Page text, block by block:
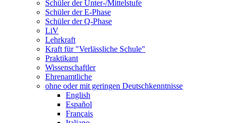
Schüler der Unter-/Mittelstufe
Schüler der E-Phase
Schüler der Q-Phase
LiV
Lehrkraft
Kraft für "Verlässliche Schule"
Praktikant
Wissenschaftler
Ehrenamtliche
ohne oder mit geringen Deutschkenntnisse
English
Español
Français